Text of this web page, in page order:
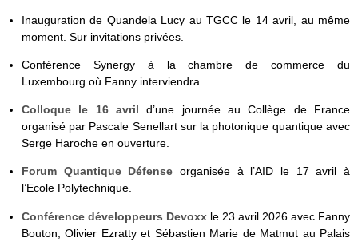
Inauguration de Quandela Lucy au TGCC le 14 avril, au même
moment. Sur invitations privées.
Conférence Synergy à la chambre de commerce du
Luxembourg où Fanny interviendra
Colloque le 16 avril d’une journée au Collège de France
organisé par Pascale Senellart sur la photonique quantique avec
Serge Haroche en ouverture.
Forum Quantique Défense organisée à l’AID le 17 avril à
l’Ecole Polytechnique.
Conférence développeurs Devoxxle 23 avril 2026 avec Fanny
Bouton, Olivier Ezratty et Sébastien Marie de Matmut au Palais